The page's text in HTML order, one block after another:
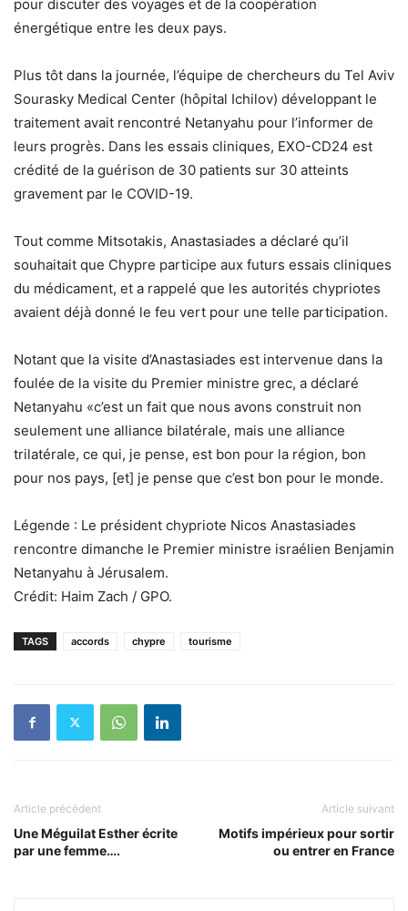
pour discuter des voyages et de la coopération
énergétique entre les deux pays.
Plus tôt dans la journée, l’équipe de chercheurs du Tel Aviv
Sourasky Medical Center (hôpital Ichilov) développant le
traitement avait rencontré Netanyahu pour l’informer de
leurs progrès. Dans les essais cliniques, EXO-CD24 est
crédité de la guérison de 30 patients sur 30 atteints
gravement par le COVID-19.
Tout comme Mitsotakis, Anastasiades a déclaré qu’il
souhaitait que Chypre participe aux futurs essais cliniques
du médicament, et a rappelé que les autorités chypriotes
avaient déjà donné le feu vert pour une telle participation.
Notant que la visite d’Anastasiades est intervenue dans la
foulée de la visite du Premier ministre grec, a déclaré
Netanyahu «c’est un fait que nous avons construit non
seulement une alliance bilatérale, mais une alliance
trilatérale, ce qui, je pense, est bon pour la région, bon
pour nos pays, [et] je pense que c’est bon pour le monde.
Légende : Le président chypriote Nicos Anastasiades
rencontre dimanche le Premier ministre israélien Benjamin
Netanyahu à Jérusalem.
Crédit: Haim Zach / GPO.
TAGS accords chypre tourisme
Article précédent
Une Méguilat Esther écrite
par une femme….
Article suivant
Motifs impérieux pour sortir
ou entrer en France